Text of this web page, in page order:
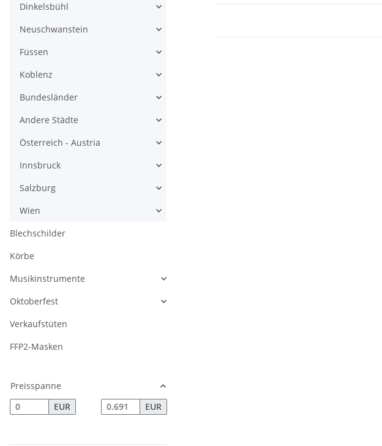
Dinkelsbühl
Neuschwanstein
Füssen
Koblenz
Bundesländer
Andere Städte
Österreich - Austria
Innsbruck
Salzburg
Wien
Blechschilder
Körbe
Musikinstrumente
Oktoberfest
Verkaufstüten
FFP2-Masken
Preisspanne
EUR
EUR